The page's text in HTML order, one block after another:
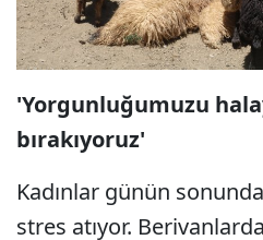
'Yorgunluğumuzu
bırakıyoruz'
Kadınlar günün
stres atıyor.